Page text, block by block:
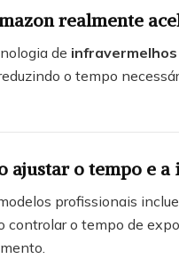
realmente
de infravermelhos
o tempo
ajustar o tempo e
profissionais
controlar o tempo de